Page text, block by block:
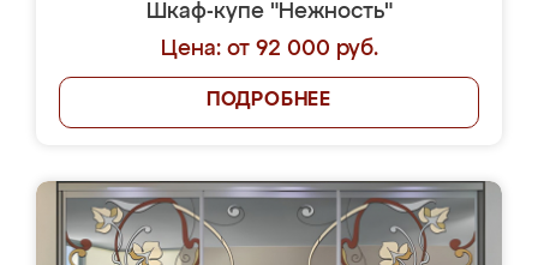
Шкаф-купе "Нежность"
Цена: от 92 000 руб.
ПОДРОБНЕЕ